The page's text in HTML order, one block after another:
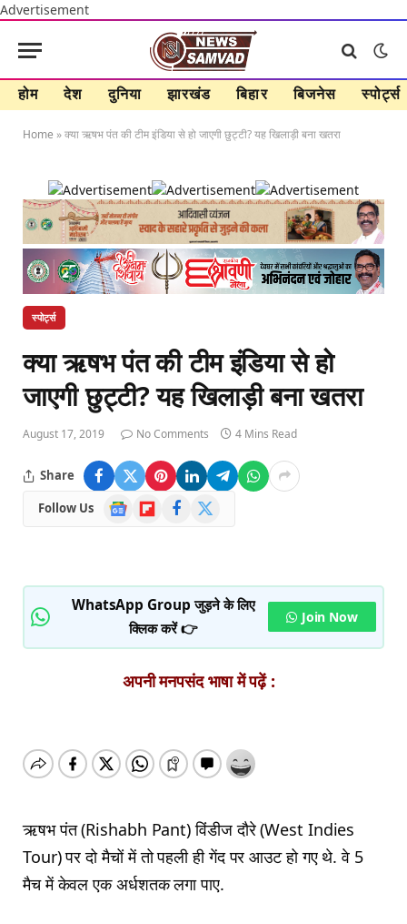
Advertisement
होम देश दुनिया झारखंड बिहार बिजनेस स्पोर्ट्स
Home »क्‍या ऋषभ पंत की टीम इंडिया से हो जाएगी छुट्टी? यह खिलाड़ी बना खतरा
स्पोर्ट्स
क्‍या ऋषभ पंत की टीम इंडिया से हो
जाएगी छुट्टी? यह खिलाड़ी बना खतरा
August 17, 2019 No Comments 4 Mins Read
Share
Follow Us
Google
News
FlipboardFacebook
WhatsApp Group जुड़ने के लिए
क्लिक करें 👉
Join Now
अपनी मनपसंद भाषा में पढ़ें :
ऋषभ पंत (Rishabh Pant) विंडीज दौरे (West Indies
Tour) पर दो मैचों में तो पहली ही गेंद पर आउट हो गए थे. वे 5
मैच में केवल एक अर्धशतक लगा पाए.